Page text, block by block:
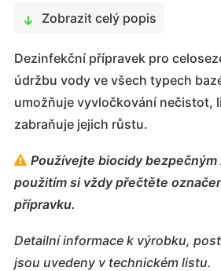
Zobrazit celý popis
Dezinfekční přípravek pro
údržbu vody ve všech typech
umožňuje vyvločkování nečistot,
zabraňuje jejich růstu.
Používejte biocidy bezpečným
použitím si vždy přečtěte
přípravku.
Detailní informace k výrobku,
jsou uvedeny v technickém listu.